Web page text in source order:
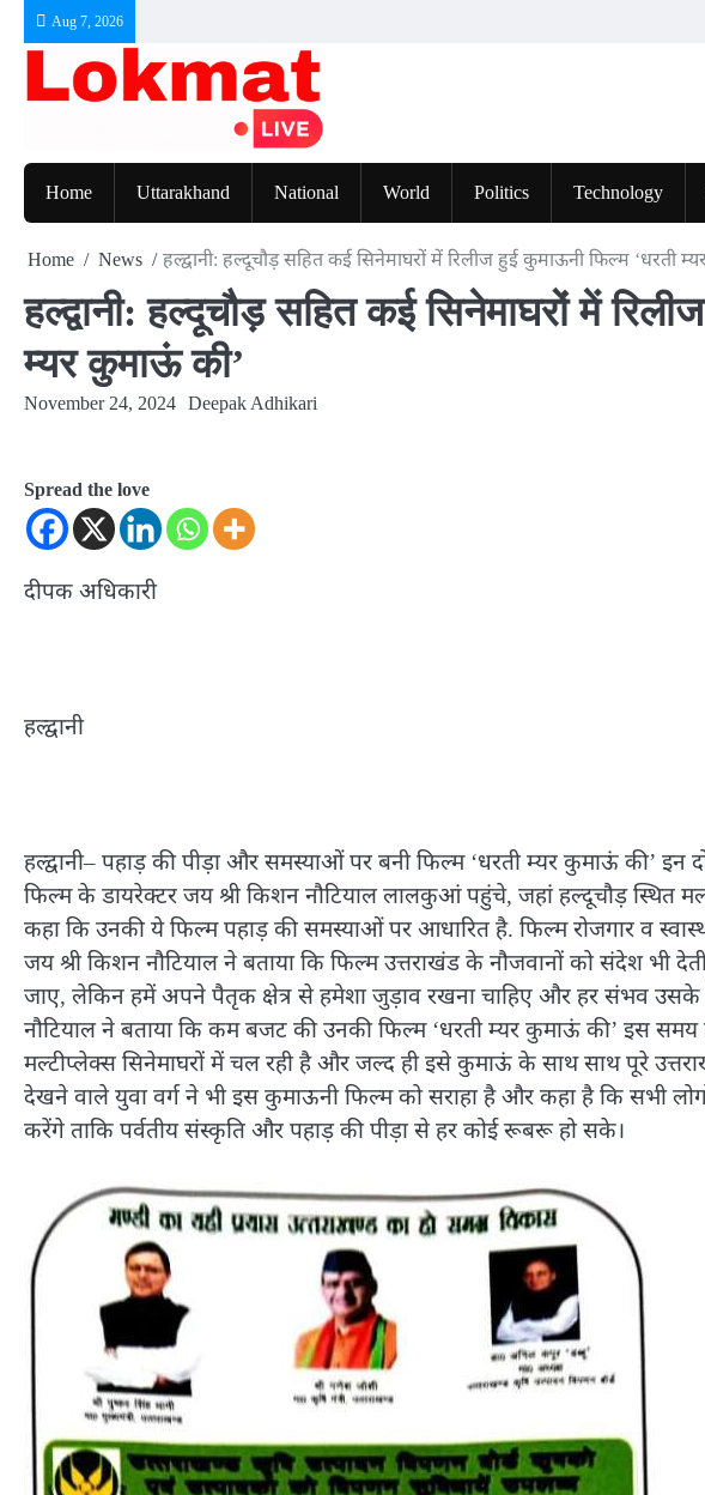
Aug 7, 2026
Home Uttarakhand National World Politics Technology
Home News हल्द्वानी: हल्दूचौड़ सहित कई सिनेमाघरों में रिलीज हुई कुमाऊनी फिल्म ‘धरती
हल्द्वानी: हल्दूचौड़ सहित कई सिनेमाघरों में
म्यर कुमाऊं की’
November 24, 2024 Deepak Adhikari
Spread the love
दीपक अधिकारी
हल्द्वानी
हल्द्वानी– पहाड़ की पीड़ा और समस्याओं पर बनी फिल्म ‘धरती म्यर कुमाऊं की’ इन
फिल्म के डायरेक्टर जय श्री किशन नौटियाल लालकुआं पहुंचे, जहां हल्दूचौड़ स्थित
कहा कि उनकी ये फिल्म पहाड़ की समस्याओं पर आधारित है. फिल्म रोजगार व
जय श्री किशन नौटियाल ने बताया कि फिल्म उत्तराखंड के नौजवानों को संदेश भी
जाए, लेकिन हमें अपने पैतृक क्षेत्र से हमेशा जुड़ाव रखना चाहिए और हर संभव उसके
नौटियाल ने बताया कि कम बजट की उनकी फिल्म ‘धरती म्यर कुमाऊं की’ इस
मल्टीप्लेक्स सिनेमाघरों में चल रही है और जल्द ही इसे कुमाऊं के साथ साथ पूरे
देखने वाले युवा वर्ग ने भी इस कुमाऊनी फिल्म को सराहा है और कहा है कि सभी
करेंगे ताकि पर्वतीय संस्कृति और पहाड़ की पीड़ा से हर कोई रूबरू हो सके।